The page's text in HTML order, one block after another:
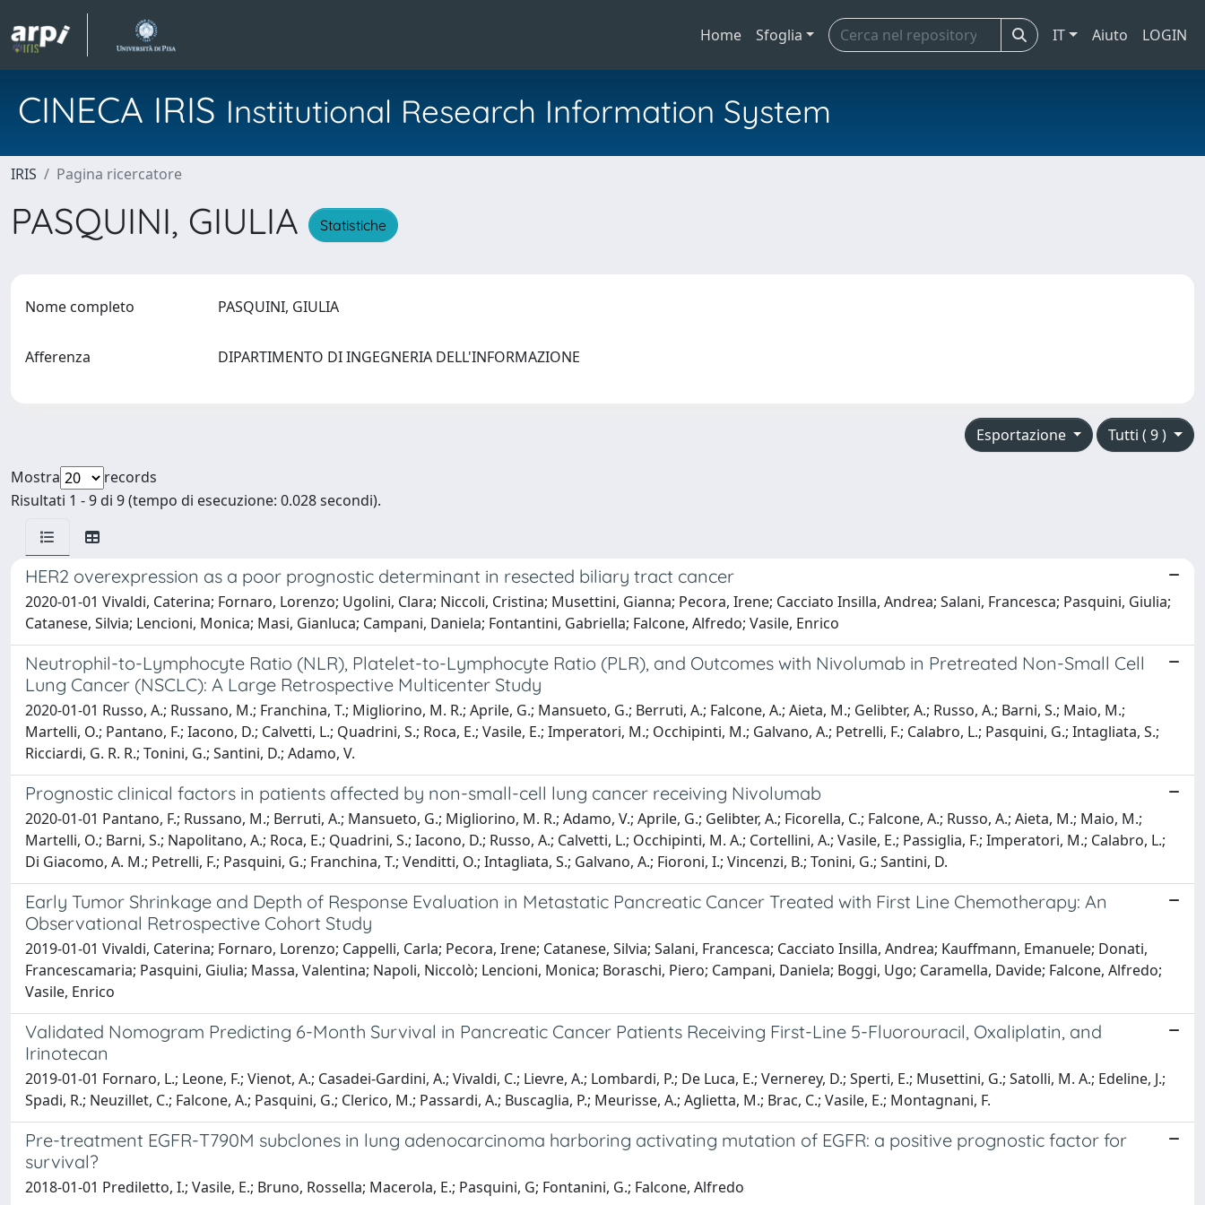
Home Sfoglia IT Aiuto LOGIN
CINECA IRIS Institutional Research Information System
IRIS Pagina ricercatore
PASQUINI, GIULIA Statistiche
Nome completo PASQUINI, GIULIA
Afferenza DIPARTIMENTO DI INGEGNERIA DELL'INFORMAZIONE
Tutti ( 9 )
Esportazione
Mostra
records
Risultati 1 - 9 di 9 (tempo di esecuzione: 0.028 secondi).
HER2 overexpression as a poor prognostic determinant in resected biliary tract cancer
2020-01-01 Vivaldi, Caterina; Fornaro, Lorenzo; Ugolini, Clara; Niccoli, Cristina; Musettini, Gianna; Pecora, Irene; Cacciato Insilla, Andrea; Salani, Francesca; Pasquini, Giulia;
Catanese, Silvia; Lencioni, Monica; Masi, Gianluca; Campani, Daniela; Fontantini, Gabriella; Falcone, Alfredo; Vasile, Enrico
Neutrophil-to-Lymphocyte Ratio (NLR), Platelet-to-Lymphocyte Ratio (PLR), and Outcomes with Nivolumab in Pretreated Non-Small Cell
Lung Cancer (NSCLC): A Large Retrospective Multicenter Study
2020-01-01 Russo, A.; Russano, M.; Franchina, T.; Migliorino, M. R.; Aprile, G.; Mansueto, G.; Berruti, A.; Falcone, A.; Aieta, M.; Gelibter, A.; Russo, A.; Barni, S.; Maio, M.;
Martelli, O.; Pantano, F.; Iacono, D.; Calvetti, L.; Quadrini, S.; Roca, E.; Vasile, E.; Imperatori, M.; Occhipinti, M.; Galvano, A.; Petrelli, F.; Calabro, L.; Pasquini, G.; Intagliata, S.;
Ricciardi, G. R. R.; Tonini, G.; Santini, D.; Adamo, V.
Prognostic clinical factors in patients affected by non-small-cell lung cancer receiving Nivolumab
2020-01-01 Pantano, F.; Russano, M.; Berruti, A.; Mansueto, G.; Migliorino, M. R.; Adamo, V.; Aprile, G.; Gelibter, A.; Ficorella, C.; Falcone, A.; Russo, A.; Aieta, M.; Maio, M.;
Martelli, O.; Barni, S.; Napolitano, A.; Roca, E.; Quadrini, S.; Iacono, D.; Russo, A.; Calvetti, L.; Occhipinti, M. A.; Cortellini, A.; Vasile, E.; Passiglia, F.; Imperatori, M.; Calabro, L.;
Di Giacomo, A. M.; Petrelli, F.; Pasquini, G.; Franchina, T.; Venditti, O.; Intagliata, S.; Galvano, A.; Fioroni, I.; Vincenzi, B.; Tonini, G.; Santini, D.
Early Tumor Shrinkage and Depth of Response Evaluation in Metastatic Pancreatic Cancer Treated with First Line Chemotherapy: An
Observational Retrospective Cohort Study
2019-01-01 Vivaldi, Caterina; Fornaro, Lorenzo; Cappelli, Carla; Pecora, Irene; Catanese, Silvia; Salani, Francesca; Cacciato Insilla, Andrea; Kauffmann, Emanuele; Donati,
Francescamaria; Pasquini, Giulia; Massa, Valentina; Napoli, Niccolò; Lencioni, Monica; Boraschi, Piero; Campani, Daniela; Boggi, Ugo; Caramella, Davide; Falcone, Alfredo;
Vasile, Enrico
Validated Nomogram Predicting 6-Month Survival in Pancreatic Cancer Patients Receiving First-Line 5-Fluorouracil, Oxaliplatin, and
Irinotecan
2019-01-01 Fornaro, L.; Leone, F.; Vienot, A.; Casadei-Gardini, A.; Vivaldi, C.; Lievre, A.; Lombardi, P.; De Luca, E.; Vernerey, D.; Sperti, E.; Musettini, G.; Satolli, M. A.; Edeline, J.;
Spadi, R.; Neuzillet, C.; Falcone, A.; Pasquini, G.; Clerico, M.; Passardi, A.; Buscaglia, P.; Meurisse, A.; Aglietta, M.; Brac, C.; Vasile, E.; Montagnani, F.
Pre-treatment EGFR-T790M subclones in lung adenocarcinoma harboring activating mutation of EGFR: a positive prognostic factor for
survival?
2018-01-01 Prediletto, I.; Vasile, E.; Bruno, Rossella; Macerola, E.; Pasquini, G; Fontanini, G.; Falcone, Alfredo